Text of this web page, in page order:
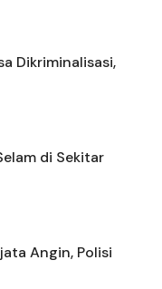
Dikriminalisasi,
di Sekitar
Angin, Polisi